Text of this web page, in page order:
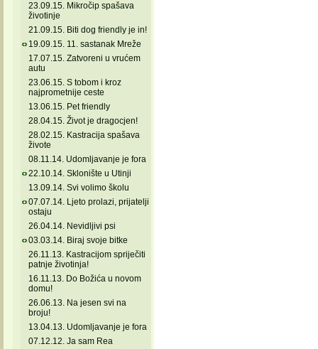
23.09.15. Mikročip spašava
životinje
21.09.15. Biti dog friendly je in!
19.09.15. 11. sastanak Mreže
17.07.15. Zatvoreni u vrućem
autu
23.06.15. S tobom i kroz
najprometnije ceste
13.06.15. Pet friendly
28.04.15. Život je dragocjen!
28.02.15. Kastracija spašava
živote
08.11.14. Udomljavanje je fora
22.10.14. Sklonište u Utinji
13.09.14. Svi volimo školu
07.07.14. Ljeto prolazi, prijatelji
ostaju
26.04.14. Nevidljivi psi
03.03.14. Biraj svoje bitke
26.11.13. Kastracijom spriječiti
patnje životinja!
16.11.13. Do Božića u novom
domu!
26.06.13. Na jesen svi na
broju!
13.04.13. Udomljavanje je fora
07.12.12. Ja sam Rea